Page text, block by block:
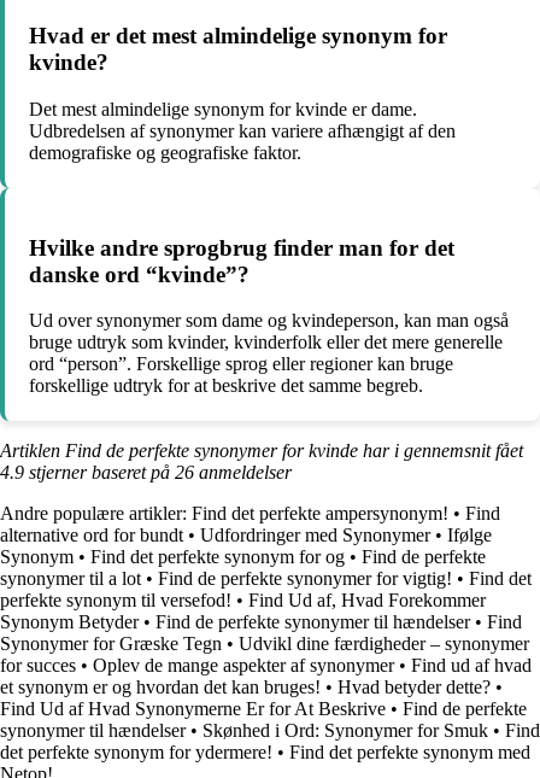
Hvad er det mest almindelige synonym for
kvinde?
Det mest almindelige synonym for kvinde er dame.
Udbredelsen af synonymer kan variere afhængigt af den
demografiske og geografiske faktor.
Hvilke andre sprogbrug finder man for det
danske ord “kvinde”?
Ud over synonymer som dame og kvindeperson, kan man også
bruge udtryk som kvinder, kvinderfolk eller det mere generelle
ord “person”. Forskellige sprog eller regioner kan bruge
forskellige udtryk for at beskrive det samme begreb.
Artiklen Find de perfekte synonymer for kvinde har i gennemsnit fået
4.9 stjerner baseret på 26 anmeldelser
Andre populære artikler: Find det perfekte ampersynonym! • Find
alternative ord for bundt • Udfordringer med Synonymer• Ifølge
Synonym • Find det perfekte synonym for og • Find de perfekte
synonymer til a lot • Find de perfekte synonymer for vigtig! • Find det
perfekte synonym til versefod! • Find Ud af, Hvad Forekommer
Synonym Betyder• Find de perfekte synonymer til hændelser• Find
Synonymer for Græske Tegn • Udvikl dine færdigheder – synonymer
for succes • Oplev de mange aspekter af synonymer• Find ud af hvad
et synonym er og hvordan det kan bruges! • Hvad betyder dette? •
Find Ud af Hvad Synonymerne Er for At Beskrive • Find de perfekte
synonymer til hændelser• Skønhed i Ord: Synonymer for Smuk • Find
det perfekte synonym for ydermere! • Find det perfekte synonym med